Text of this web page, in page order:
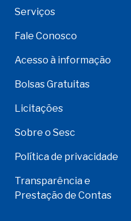
Serviços
Fale Conosco
Acesso à informação
Bolsas Gratuitas
Licitações
Sobre o Sesc
Política de privacidade
Transparência e
Prestação de Contas